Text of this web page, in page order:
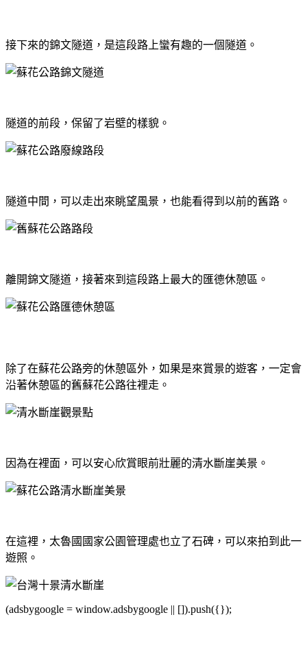
接下來的錦文隧道，是這段路上蠻有趣的一個隧道。
隧道的前段，保留了岩壁的樣貌。
隧道中間，可以走出來眺望風景，也能看得到以前的舊路。
離開錦文隧道，接著來到這段路上最大的匯德休憩區。
除了在蘇花公路旁的休憩區外，如果是來賞景的遊客，一定會
沿著休憩區的舊蘇花公路往裡走。
因為在裡面，可以安心欣賞眼前壯麗的清水斷崖美景。
在這裡，太魯國國家公園管理處也立了石碑，可以來拍到此一
遊照。
(adsbygoogle = window.adsbygoogle || []).push({});